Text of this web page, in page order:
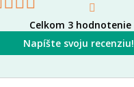
Celkom 3 hodnotenie
Napíšte svoju recenziu!